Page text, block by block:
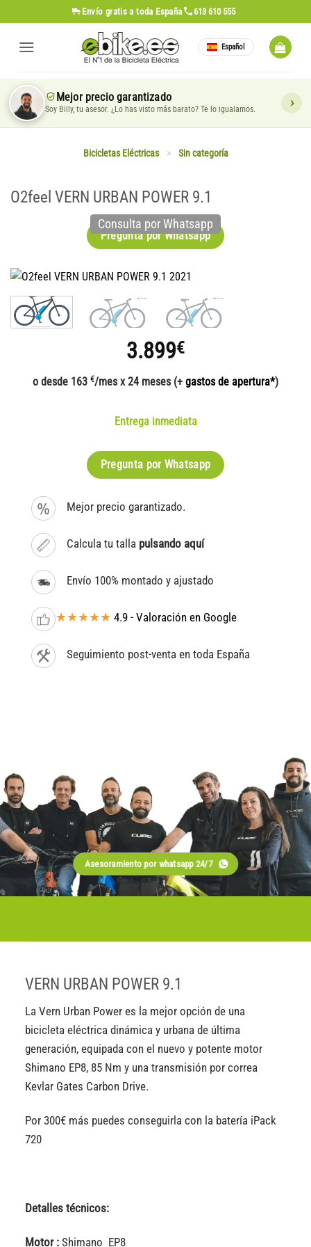
al
contenido
Envío gratis a toda España 613 610 555
Español
Mejor precio garantizado
Soy Billy, tu asesor. ¿Lo has visto más barato? Te lo igualamos.
Bicicletas Eléctricas > Sin categoría
O2feel VERN URBAN POWER 9.1
Pregunta por Whatsapp
Consulta por Whatsapp
3.899€
o desde 163 €/mes x 24 meses (+ gastos de apertura*)
Entrega inmediata
Pregunta por Whatsapp
Mejor precio garantizado.
Calcula tu talla pulsando aquí
Envío 100% montado y ajustado
★★★★★ 4.9 - Valoración en Google
Seguimiento post-venta en toda España
Asesoramiento por whatsapp 24/7
VERN URBAN POWER 9.1
La Vern Urban Power es la mejor opción de una
bicicleta eléctrica dinámica y urbana de última
generación, equipada con el nuevo y potente motor
Shimano EP8, 85 Nm y una transmisión por correa
Kevlar Gates Carbon Drive.
Por 300€ más puedes conseguirla con la batería iPack
720
Detalles técnicos:
Motor : Shimano EP8